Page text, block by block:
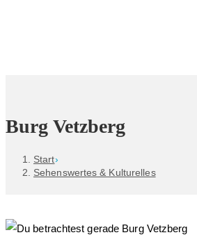
Burg Vetzberg
Start›
Sehenswertes & Kulturelles